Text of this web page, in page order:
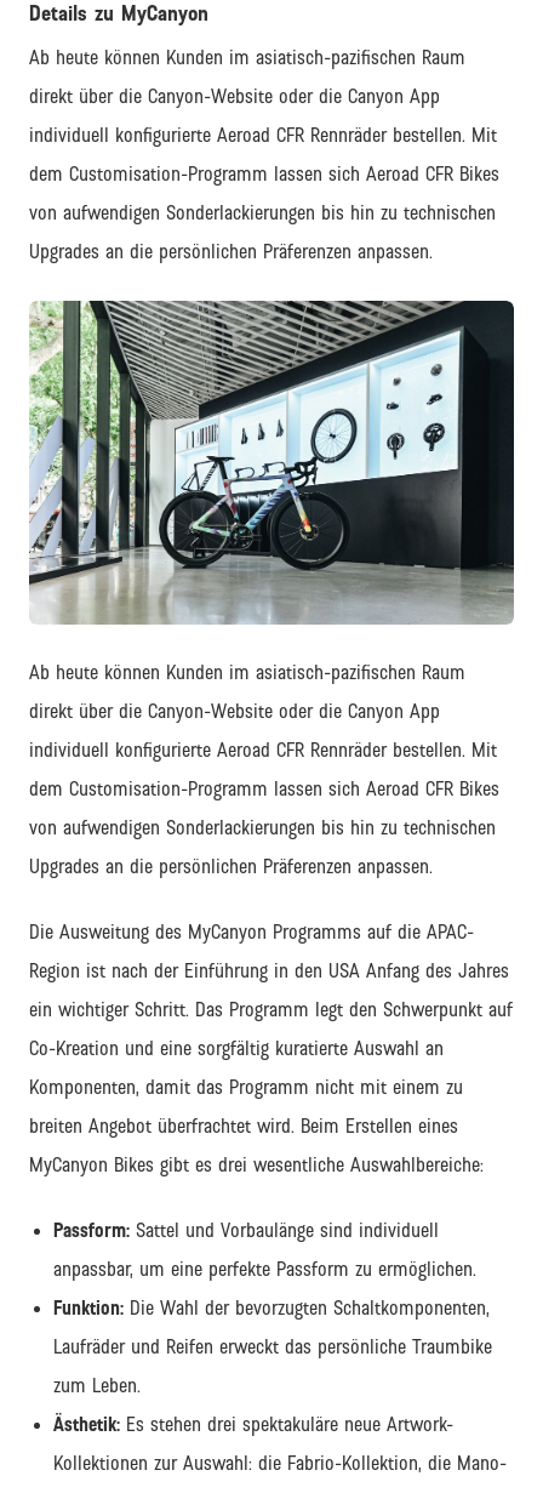
Details zu MyCanyon
Ab heute können Kunden im asiatisch-pazifischen Raum
direkt über die Canyon-Website oder die Canyon App
individuell konfigurierte Aeroad CFR Rennräder bestellen. Mit
dem Customisation-Programm lassen sich Aeroad CFR Bikes
von aufwendigen Sonderlackierungen bis hin zu technischen
Upgrades an die persönlichen Präferenzen anpassen.
Ab heute können Kunden im asiatisch-pazifischen Raum
direkt über die Canyon-Website oder die Canyon App
individuell konfigurierte Aeroad CFR Rennräder bestellen. Mit
dem Customisation-Programm lassen sich Aeroad CFR Bikes
von aufwendigen Sonderlackierungen bis hin zu technischen
Upgrades an die persönlichen Präferenzen anpassen.
Die Ausweitung des MyCanyon Programms auf die APAC-
Region ist nach der Einführung in den USA Anfang des Jahres
ein wichtiger Schritt. Das Programm legt den Schwerpunkt auf
Co-Kreation und eine sorgfältig kuratierte Auswahl an
Komponenten, damit das Programm nicht mit einem zu
breiten Angebot überfrachtet wird. Beim Erstellen eines
MyCanyon Bikes gibt es drei wesentliche Auswahlbereiche:
Passform: Sattel und Vorbaulänge sind individuell
anpassbar, um eine perfekte Passform zu ermöglichen.
Funktion: Die Wahl der bevorzugten Schaltkomponenten,
Laufräder und Reifen erweckt das persönliche Traumbike
zum Leben.
Ästhetik: Es stehen drei spektakuläre neue Artwork-
Kollektionen zur Auswahl: die Fabrio-Kollektion, die Mano-